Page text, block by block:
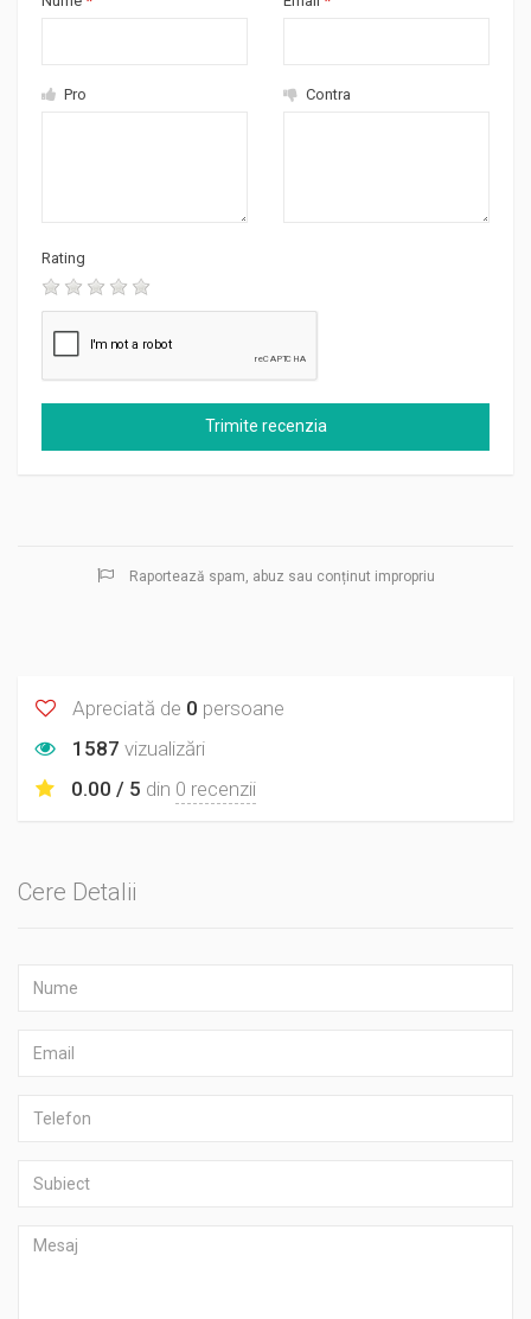
Pro Contra
Rating
Raportează spam, abuz sau conținut impropriu
Apreciată de 0 persoane
1587 vizualizări
0.00 / 5 din 0 recenzii
Cere Detalii